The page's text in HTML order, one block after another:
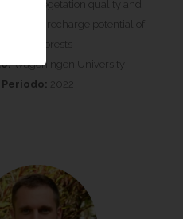
of vegetation quality and
recharge potential of
Atlantic forests
Wageningen University
Período: